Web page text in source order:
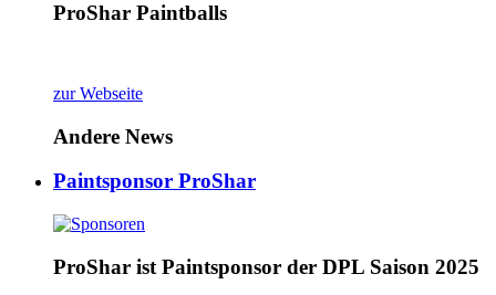
ProShar Paintballs
zur Webseite
Andere News
Paintsponsor ProShar
ProShar ist Paintsponsor der DPL Saison 2025